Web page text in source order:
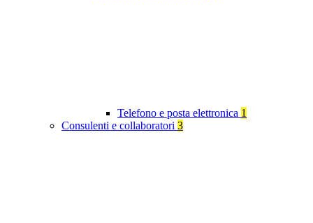
Telefono e posta elettronica 1
Consulenti e collaboratori 3